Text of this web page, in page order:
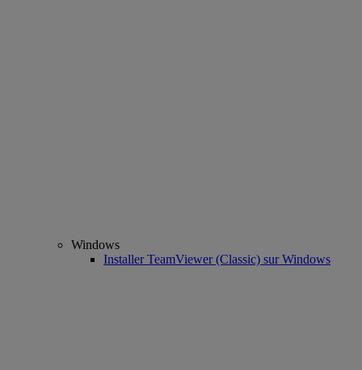
Windows
Installer TeamViewer (Classic) sur Windows